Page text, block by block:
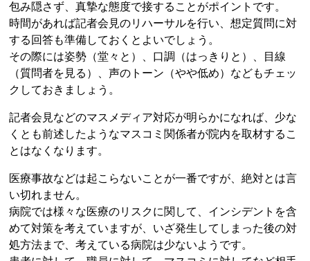
包み隠さず、真摯な態度で接することがポイントです。
時間があれば記者会見のリハーサルを行い、想定質問に対
する回答も準備しておくとよいでしょう。
その際には姿勢（堂々と）、口調（はっきりと）、目線
（質問者を見る）、声のトーン（やや低め）などもチェッ
クしておきましょう。
記者会見などのマスメディア対応が明らかになれば、少な
くとも前述したようなマスコミ関係者が院内を取材するこ
とはなくなります。
医療事故などは起こらないことが一番ですが、絶対とは言
い切れません。
病院では様々な医療のリスクに関して、インシデントを含
めて対策を考えていますが、いざ発生してしまった後の対
処方法まで、考えている病院は少ないようです。